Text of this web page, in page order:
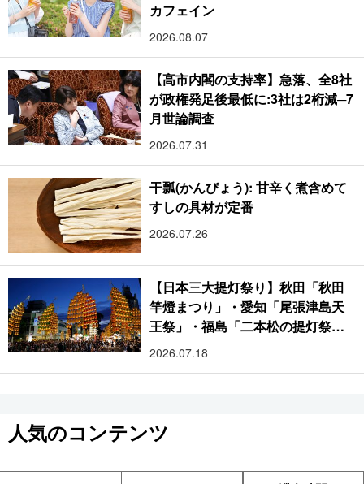
カフェイン
2026.08.07
【高市内閣の支持率】急落、全8社
が政権発足後最低に:3社は2桁減─7
月世論調査
2026.07.31
干瓢(かんぴょう): 甘辛く煮含めて
すしの具材が定番
2026.07.26
【日本三大提灯祭り】秋田「秋田
竿燈まつり」・愛知「尾張津島天
王祭」・福島「二本松の提灯祭
り」:おびただしい灯火が夜空を照
2026.07.18
人気のコンテンツ